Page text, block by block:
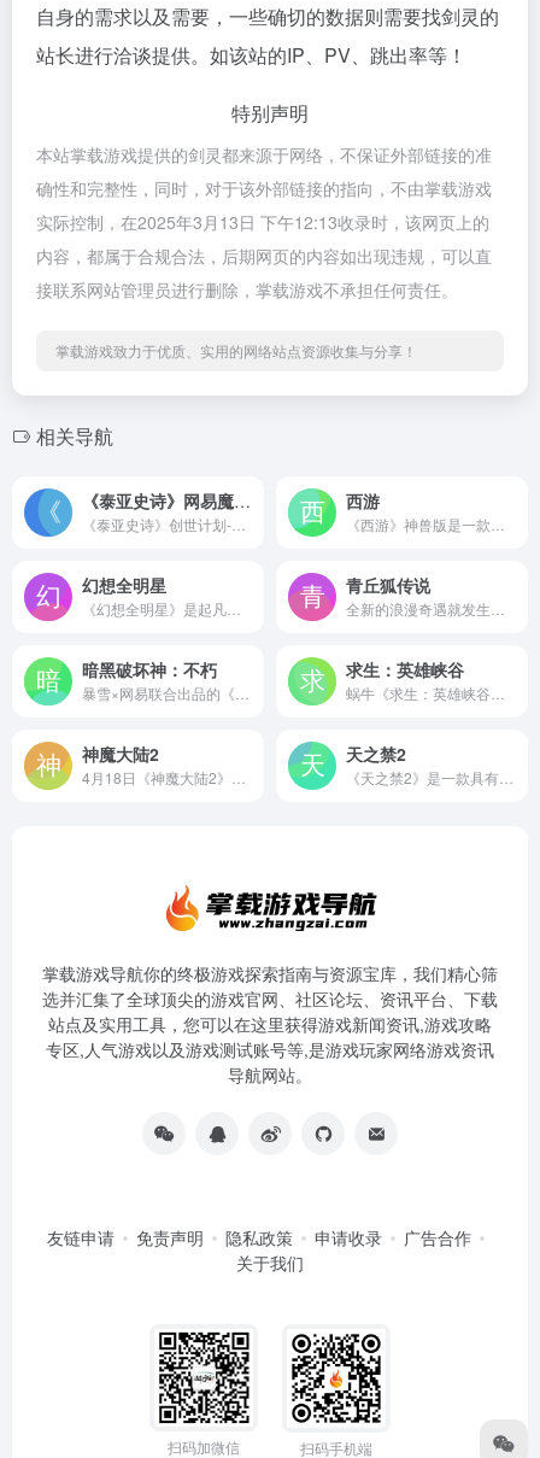
自身的需求以及需要，一些确切的数据则需要找剑灵的
站长进行洽谈提供。如该站的IP、PV、跳出率等！
特别声明
本站掌载游戏提供的剑灵都来源于网络，不保证外部链接的准
确性和完整性，同时，对于该外部链接的指向，不由掌载游戏
实际控制，在2025年3月13日 下午12:13收录时，该网页上的
内容，都属于合规合法，后期网页的内容如出现违规，可以直
接联系网站管理员进行删除，掌载游戏不承担任何责任。
掌载游戏致力于优质、实用的网络站点资源收集与分享！
相关导航
《泰亚史诗》网易魔幻世界新游 西游
幻想全明星 青丘狐传说
暗黑破坏神：不朽 求生：英雄峡谷
神魔大陆2 天之禁2
掌载游戏导航你的终极游戏探索指南与资源宝库，我们精心筛
选并汇集了全球顶尖的游戏官网、社区论坛、资讯平台、下载
站点及实用工具，您可以在这里获得游戏新闻资讯,游戏攻略
专区,人气游戏以及游戏测试账号等,是游戏玩家网络游戏资讯
导航网站。
友链申请 免责声明 隐私政策 申请收录
广告合作
关于我们
扫码加微信 扫码手机端